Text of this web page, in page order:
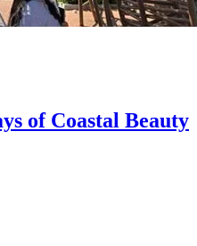
of Coastal Beauty